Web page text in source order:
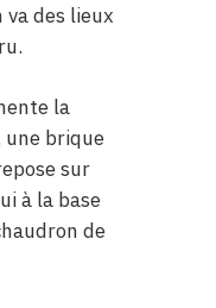
va des lieux
la
une brique
sur
à la base
de